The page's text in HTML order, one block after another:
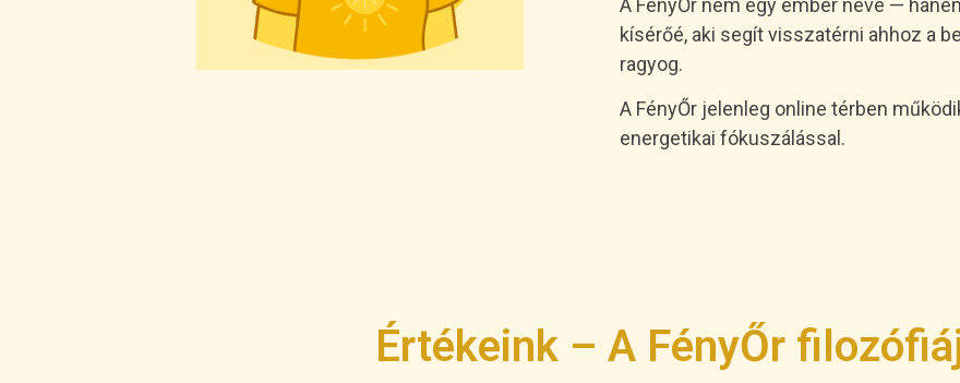
A FényŐr nem egy ember neve —
kísérőé, aki segít visszatérni ahhoz a
ragyog.
A FényŐr jelenleg online térben
energetikai fókuszálással.
Értékeink – A FényŐr